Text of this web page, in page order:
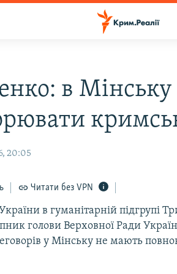
в
20:05
Читати без VPN
в гуманітарній підгрупі
голови Верховної Ради
у Мінську не мають